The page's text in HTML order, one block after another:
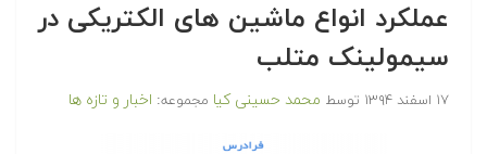
عملکرد انواع ماشین های الکتریکی در
سیمولینک متلب‎
توسط محمد حسینی کیا مجموعه:اخبار و تازه ها